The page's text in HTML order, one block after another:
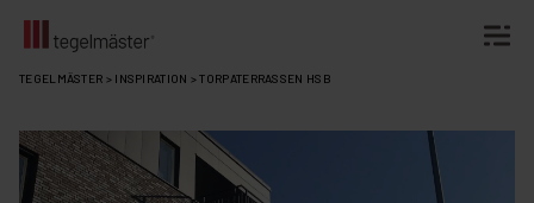
Fortsätt
innehållet
TEGELMÄSTER > INSPIRATION >TORPATERRASSEN HSB